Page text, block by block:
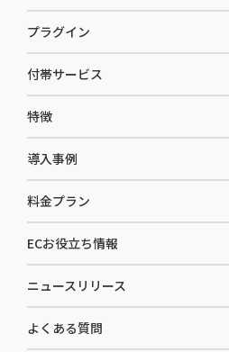
W2 Commerce Repeat
W2 Commerce BtoB
W2 Commerce Asia
プラグイン
AI buddy
付帯サービス
EC運用構築支援・運用支援
カスタマーサクセス
セキュリティ
デザイン制作
コンサルティング
特徴
選ばれる理由
開発体制
導入事例
導入企業一覧
料金プラン
ECお役立ち情報
お役立ち資料
ニュースリリース
よくある質問